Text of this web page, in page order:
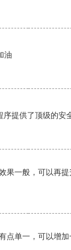
油
提供了顶级的安
果一般，可以再
点单一，可以增